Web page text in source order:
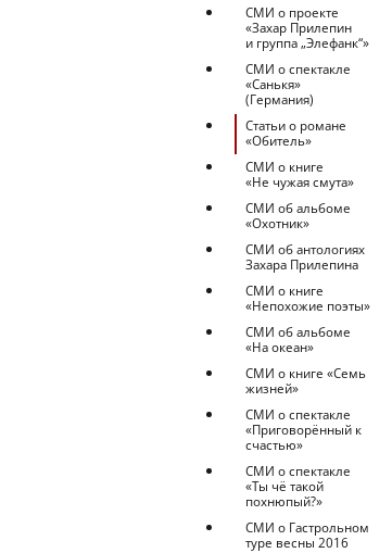
СМИ о проекте
«Захар Прилепин
и группа „Элефанк“»
СМИ о спектакле
«Санькя»
(Германия)
Статьи о романе
«Обитель»
СМИ о книге
«Не чужая смута»
СМИ об альбоме
«Охотник»
СМИ об антологиях
Захара Прилепина
СМИ о книге
«Непохожие поэты»
СМИ об альбоме
«На океан»
СМИ о книге «Семь
жизней»
СМИ о спектакле
«Приговорённый к
счастью»
СМИ о спектакле
«Ты чё такой
похнюпый?»
СМИ о Гастрольном
туре весны 2016